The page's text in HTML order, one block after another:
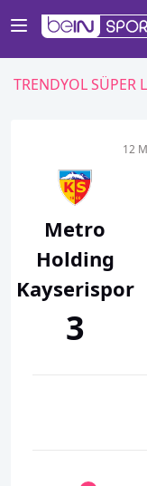
TRENDYOL SÜPER
Metro
Holding
Kayserispor
3
12